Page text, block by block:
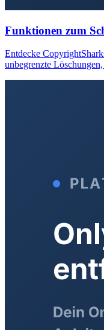
Funktionen zum
Entdecke
unbegrenzte